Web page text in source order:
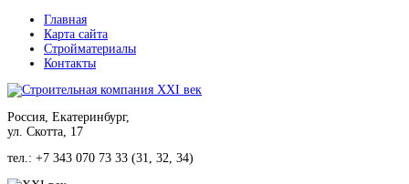
Главная
Карта сайта
Стройматериалы
Контакты
Россия, Екатеринбург,
ул. Скотта, 17
тел.: +7 343 070 73 33 (31, 32, 34)